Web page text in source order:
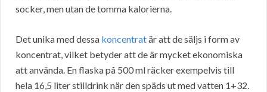
socker, men utan de tomma kalorierna.
Det unika med dessa koncentratär att de säljs i form av
koncentrat, vilket betyder att de är mycket ekonomiska
att använda. En flaska på 500 ml räcker exempelvis till
hela 16,5 liter stilldrink när den späds ut med vatten 1+32.